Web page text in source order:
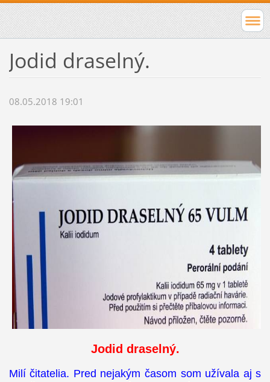
Jodid draselný.
08.05.2018 19:01
Jodid draselný.
Milí čitatelia. Pred nejakým časom som užívala aj s